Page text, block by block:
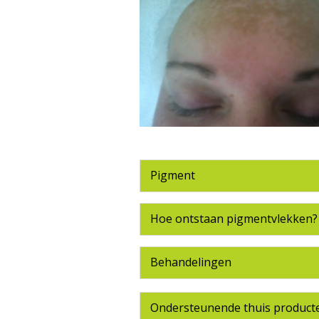
Pigment
Hoe ontstaan pigmentvlekken?
Behandelingen
Ondersteunende thuis